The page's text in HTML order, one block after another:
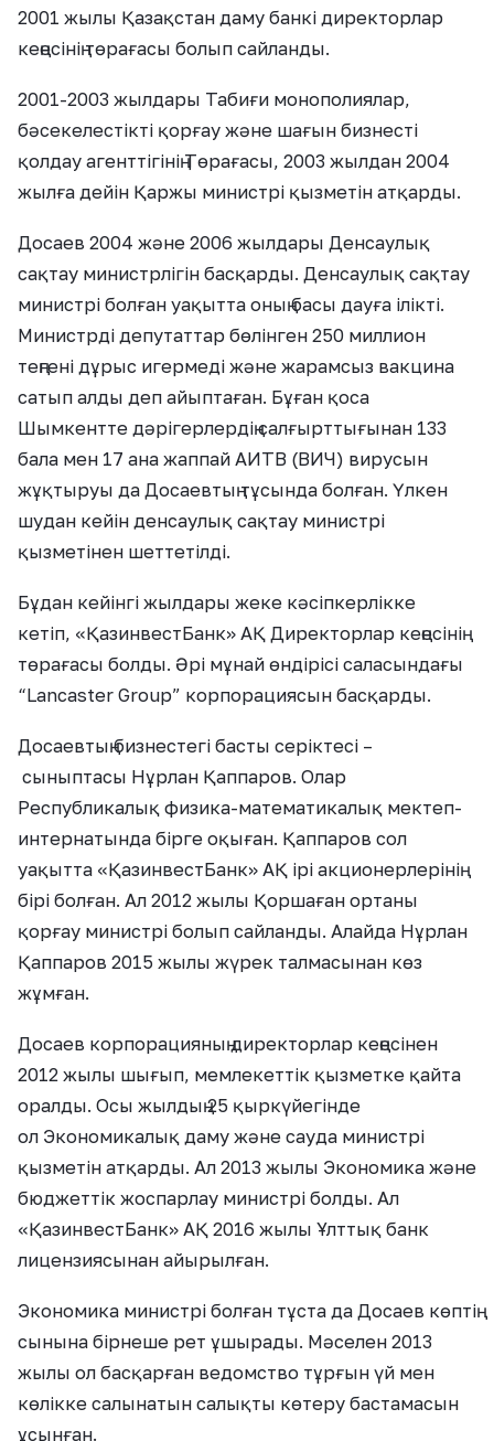
2001 жылы Қазақстан даму банкі директорлар
кеңесінің төрағасы болып сайланды.
2001-2003 жылдары Табиғи монополиялар,
бәсекелестікті қорғау және шағын бизнесті
қолдау агенттігінің Төрағасы, 2003 жылдан 2004
жылға дейін Қаржы министрі қызметін атқарды.
Досаев 2004 және 2006 жылдары Денсаулық
сақтау министрлігін басқарды. Денсаулық сақтау
министрі болған уақытта оның басы дауға ілікті.
Министрді депутаттар бөлінген 250 миллион
теңгені дұрыс игермеді және жарамсыз вакцина
сатып алды деп айыптаған. Бұған қоса
Шымкентте дәрігерлердің салғырттығынан 133
бала мен 17 ана жаппай АИТВ (ВИЧ) вирусын
жұқтыруы да Досаевтың тұсында болған. Үлкен
шудан кейін денсаулық сақтау министрі
қызметінен шеттетілді.
Бұдан кейінгі жылдары жеке кәсіпкерлікке
кетіп, «ҚазинвестБанк» АҚ Директорлар кеңесінің
төрағасы болды. Әрі мұнай өндірісі саласындағы
“Lancaster Group” корпорациясын басқарды.
Досаевтың бизнестегі басты серіктесі –
сыныптасы Нұрлан Қаппаров. Олар
Республикалық физика-математикалық мектеп-
интернатында бірге оқыған. Қаппаров сол
уақытта «ҚазинвестБанк» АҚ ірі акционерлерінің
бірі болған. Ал 2012 жылы Қоршаған ортаны
қорғау министрі болып сайланды. Алайда Нұрлан
Қаппаров 2015 жылы жүрек талмасынан көз
жұмған.
Досаев корпорацияның директорлар кеңесінен
2012 жылы шығып, мемлекеттік қызметке қайта
оралды. Осы жылдың 25 қыркүйегінде
ол Экономикалық даму және сауда министрі
қызметін атқарды. Ал 2013 жылы Экономика және
бюджеттік жоспарлау министрі болды. Ал
«ҚазинвестБанк» АҚ 2016 жылы Ұлттық банк
лицензиясынан айырылған.
Экономика министрі болған тұста да Досаев көптің
сынына бірнеше рет ұшырады. Мәселен 2013
жылы ол басқарған ведомство тұрғын үй мен
көлікке салынатын салықты көтеру бастамасын
ұсынған.